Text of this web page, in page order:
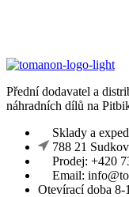
Přední dodavatel a
náhradních dílů na
Sklady a
788 21
Prodej: +420
Email:
Otevírací doba